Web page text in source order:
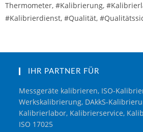
Thermometer, #Kalibrierung,
#Kalibrierdienst, #Qualität,
IHR PARTNER FÜR
Messgeräte kalibrieren, ISO-
Werkskalibrierung, DAkkS-
Kalibrierlabor, Kalibrierservice,
ISO 17025